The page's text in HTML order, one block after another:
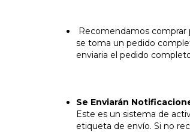
Recomendamos comprar
se toma un pedido
enviaria el pedido
Se Enviarán
Este es un sistema de
etiqueta de envío. Si no